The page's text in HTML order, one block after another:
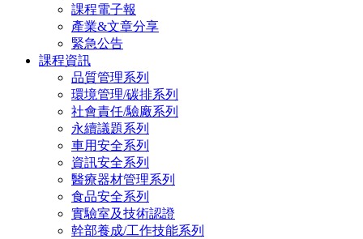
課程電子報
產業&文章分享
緊急公告
課程資訊
品質管理系列
環境管理/碳排系列
社會責任/驗廠系列
永續議題系列
車用安全系列
資訊安全系列
醫療器材管理系列
食品安全系列
實驗室及技術認證
幹部養成/工作技能系列